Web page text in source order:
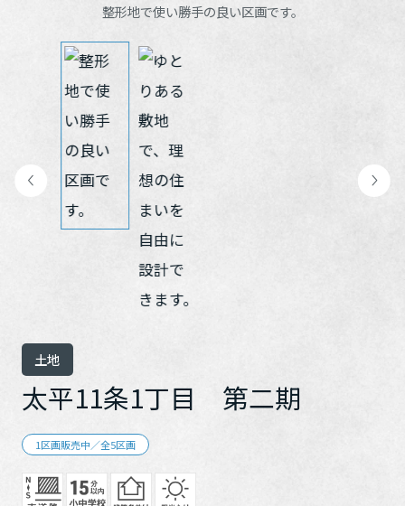
デザイナーズギャラリー
インテリア
住まいづくりガイド
分譲住宅（建売・土地）検索
分譲マンション検索
売る [MISAWA RELAY]
住まいの売却
土地活用モデルルーム見学
法人のお客さま
企業不動産活用（CRE）戦略
社宅建築
医療・介護・子育て・障がい福祉施設
これから土地活用・賃貸経営をご検討の方
土地活用の基礎から長期安定経営を目指すオーナー様まで、賃貸経
営に役立つ多彩な情報を幅広くお届けします。
ホームラウンジ 土地活用・賃貸経営
リフォームの流れ
リフォームメニュー
リフォーム事例
事業用リノベーション
これからリフォームをご検討の方
実例動画や基礎知識、収納の工夫など、理想の住まいを叶えるリフ
ォームの具体策とアイデアを豊富にご用意しています。
ホームラウンジ リフォーム
分譲マンション開発事業
収益不動産・投資開発事業
建築再生事業
分譲用地
向のまちづくりを実現していきます。
サポートメニュー
住まいるりんぐ（ロングサポート）
アフターメンテナンス
ミサワリフォーム
ミサワホームオーナーさま・リフォーム工事ご契約者さまとミサワ
ホームを結ぶコミュニケーションサイト。お得・便利・安心なコン
テンツや、ミサワホームからの大切なお知らせなど配信していま
業・IR情報
企業・IR
ニュース
MISAWAについて
ミサワホームグループ
環境活動
採用情報
新卒者採用
展示場・イベント情報
カタログ請求
住まいのご相談
土地
太平11条1丁目 第二期
1区画販売中／全5区画
整形地で使い勝手の良い区画です。